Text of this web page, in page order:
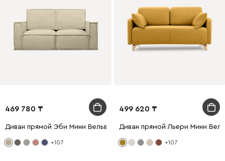
469 780
Диван прямой Эби Мини Вельвет Бежевый
+107
499 620
Диван прямой Льери Мини
+107